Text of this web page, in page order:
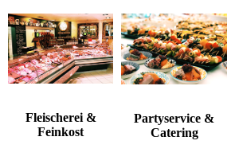
Fleischerei &
Feinkost
Partyservice &
Catering